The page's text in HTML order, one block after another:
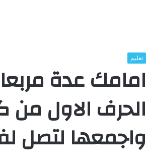
تعليم
امامك عدة
الحرف الاول
واجمعها لتصل